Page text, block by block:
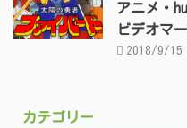
アニメ・
ビデオマ
2018/9/15
カテゴリー